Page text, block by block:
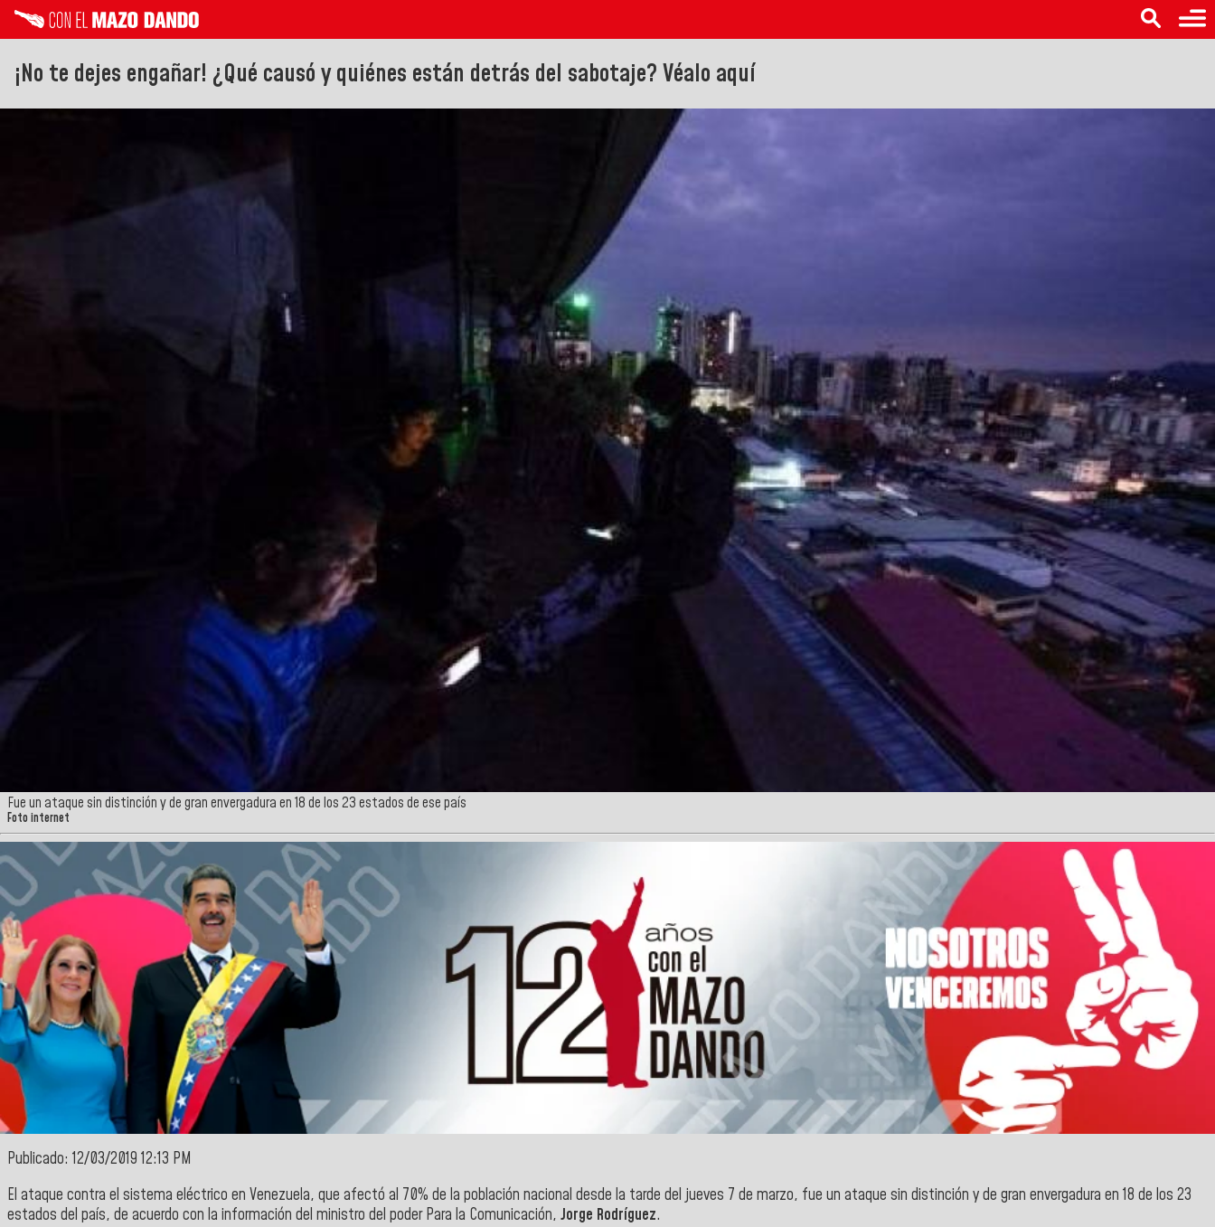
¡No te dejes engañar! ¿Qué causó y quiénes están detrás del sabotaje? Véalo aquí
Fue un ataque sin distinción y de gran envergadura en 18 de los 23 estados de ese país
Foto internet
Publicado: 12/03/2019 12:13 PM
El ataque contra el sistema eléctrico en Venezuela, que afectó al 70% de la población nacional desde la tarde del jueves 7 de marzo, fue un ataque sin distinción y de gran envergadura en 18 de los 23
estados del país, de acuerdo con la información del ministro del poder Para la Comunicación, Jorge Rodríguez.